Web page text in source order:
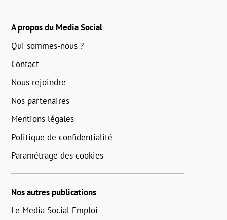
A propos du Media Social
Qui sommes-nous ?
Contact
Nous rejoindre
Nos partenaires
Mentions légales
Politique de confidentialité
Paramétrage des cookies
Nos autres publications
Le Media Social Emploi